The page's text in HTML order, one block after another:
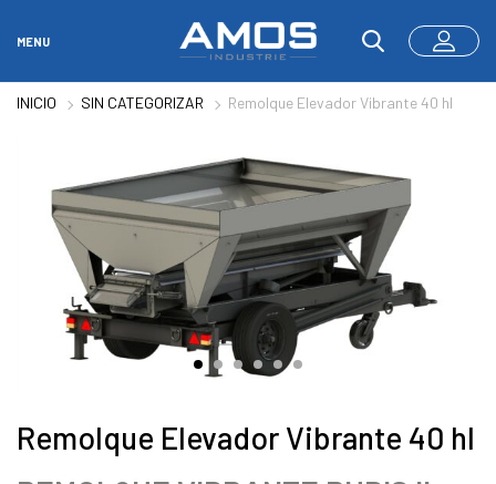
MENU
INICIO SIN CATEGORIZAR Remolque Elevador Vibrante 40 hl
Remolque Elevador Vibrante 40 hl